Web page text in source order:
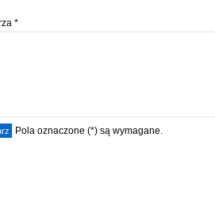
*
Pola oznaczone (*) są wymagane.